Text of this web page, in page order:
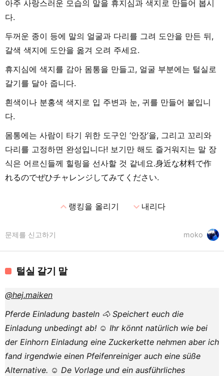
아주 사랑스러운 모습의 말을 휴지심과 색지로 만들어 봅시
다.
두꺼운 종이 등에 말의 얼굴과 다리를 그려 도안을 만든 뒤,
갈색 색지에 도안을 옮겨 오려 주세요.
휴지심에 색지를 감아 몸통을 만들고, 얼굴 부분에는 털실로
갈기를 달아 줍니다.
흰색이나 분홍색 색지로 입 주변과 눈, 귀를 만들어 붙입니
다.
몸통에는 사람이 타기 위한 도구인 ‘안장’을, 그리고 꼬리와
다리를 고정하면 완성입니다! 보기만 해도 즐거워지는 말 장
식은 어르신들께 힐링을 선사할 것 같네요.身近な材料で作
れるのでぜひチャレンジしてみてください.
expand_less랭킹을 올리기 expand_more내리다
moko
문제를 신고하기
털실 갈기 말
@hej.maiken
Pferde Einladung basteln 🐴 Speichert euch die
Einladung unbedingt ab! ☺️ Ihr könnt natürlich wie bei
der Einhorn Einladung eine Zuckerkette nehmen aber ich
fand irgendwie einen Pfeifenreiniger auch eine süße
Alternative. ☺️ De Vorlage und ein ausführliches